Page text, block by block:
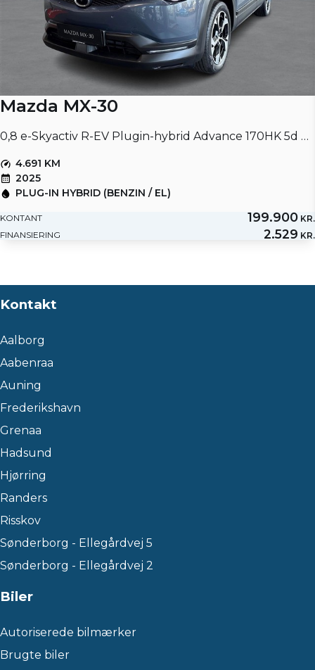
Mazda MX-30
0,8 e-Skyactiv R-EV Plugin-hybrid Advance 170HK 5d Trinl. Gear
4.691 KM
2025
PLUG-IN HYBRID (BENZIN / EL)
KONTANT 199.900 KR.
FINANSIERING
2.529 KR.
Kontakt
Aalborg
Aabenraa
Auning
Frederikshavn
Grenaa
Hadsund
Hjørring
Randers
Risskov
Sønderborg - Ellegårdvej 5
Sønderborg - Ellegårdvej 2
Biler
Autoriserede bilmærker
Brugte biler